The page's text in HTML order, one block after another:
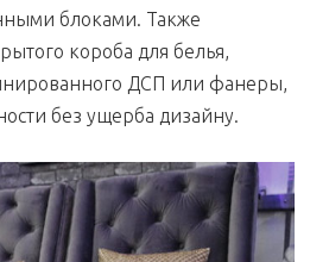
блоками. Также
короба для белья,
ДСП или фанеры,
без ущерба дизайну.